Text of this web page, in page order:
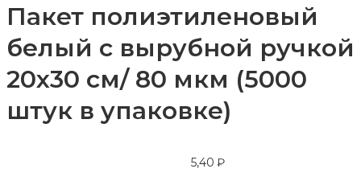
Пакет полиэтиленовый
белый с вырубной ручкой
20х30 см/ 80 мкм (5000
штук в упаковке)
5,40₽